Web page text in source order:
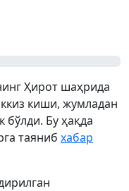
Ҳирот шаҳрида
киши, жумладан
бўлди. Бу ҳақда
таяниб хабар